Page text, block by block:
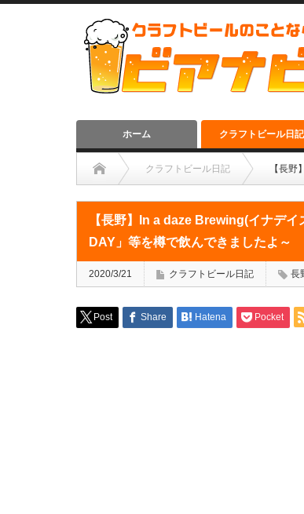
ホーム クラフトビール日記
クラフトビール日記 【長
【長野】In a daze Brewing(イナデ
DAY」等を樽で飲んできましたよ～
2020/3/21 クラフトビール日記 長
Post Share Hatena Pocket